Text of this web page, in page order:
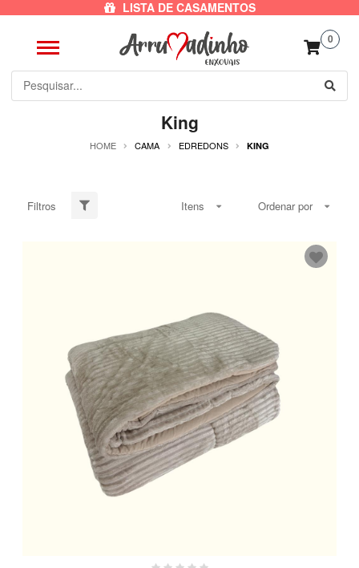
LISTA DE CASAMENTOS
0
King
HOME CAMA EDREDONS KING
Filtros Itens Ordenar por